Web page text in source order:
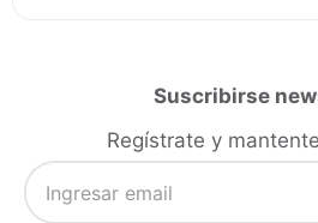
Suscribirse
Regístrate y